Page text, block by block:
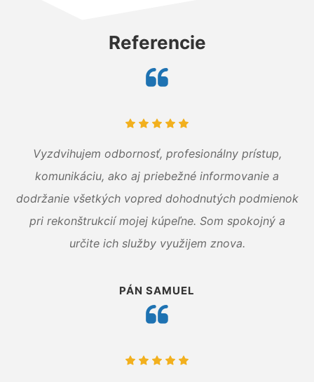
Referencie
Vyzdvihujem odbornosť, profesionálny prístup,
komunikáciu, ako aj priebežné informovanie a
dodržanie všetkých vopred dohodnutých podmienok
pri rekonštrukcií mojej kúpeľne. Som spokojný a
určite ich služby využijem znova.
PÁN SAMUEL